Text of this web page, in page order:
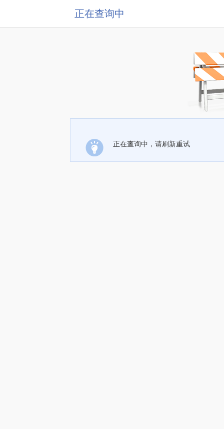
正在查询中
正在查询中，请刷新重试